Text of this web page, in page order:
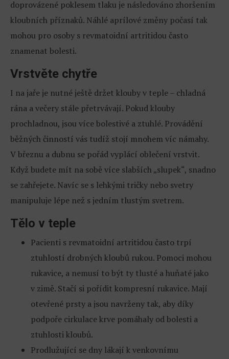
doprovázené poklesem tlaku je následováno zhoršením
kloubních příznaků. Náhlé aprílové změny počasí tak
mohou pro osoby s revmatoidní artritidou často
znamenat bolesti.
Vrstvěte chytře
I na jaře je nutné ještě držet klouby v teple – chladná
rána a večery stále přetrvávají. Pokud klouby
prochladnou, jsou více bolestivé a ztuhlé. Provádění
běžných činností vás tudíž stojí mnohem víc námahy.
V březnu a dubnu se pořád vyplácí oblečení vrstvit.
Když budete mít na sobě více slabších „slupek“, snadno
se zahřejete. Navíc se s lehkými tričky nebo svetry
manipuluje lépe než s jedním tlustým svetrem.
Tělo v teple
Pacienti s revmatoidní artritidou často trpí
ztuhlostí drobných kloubů rukou. Pomoci mohou
rukavice, a nemusí to být ty tlusté a huňaté jako
v zimě. Stačí si pořídit kompresní rukavice. Mají
otevřené prsty a jsou navrženy tak, aby díky
podpoře cirkulace krve pomáhaly od bolesti a
ztuhlosti kloubů.
Prodlužující se dny lákají k venkovnímu